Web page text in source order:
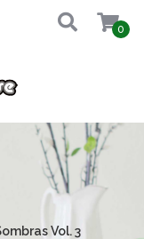
0
Vol. 3